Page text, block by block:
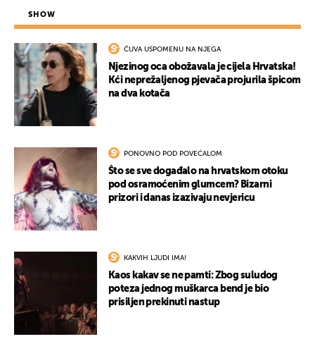
SHOW
ČUVA USPOMENU NA NJEGA
Njezinog oca obožavala je cijela Hrvatska!
Kći neprežaljenog pjevača projurila špicom
na dva kotača
PONOVNO POD POVEĆALOM
Što se sve događalo na hrvatskom otoku
pod osramoćenim glumcem? Bizarni
prizori i danas izazivaju nevjericu
KAKVIH LJUDI IMA!
Kaos kakav se ne pamti: Zbog suludog
poteza jednog muškarca bend je bio
prisiljen prekinuti nastup